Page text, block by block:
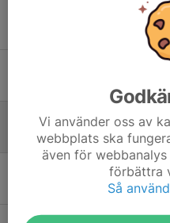
Snart juluppehåll
Ingen bollek 12
5 okt 2024 0
Säsongen är slut
29 mar 2024 0
Vi använder oss av
webbplats ska
även för
förbättra
Så